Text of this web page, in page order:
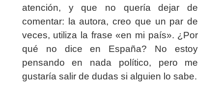
atención, y que no quería dejar de
comentar: la autora, creo que un par de
veces, utiliza la frase «en mi país». ¿Por
qué no dice en España? No estoy
pensando en nada político, pero me
gustaría salir de dudas si alguien lo sabe.